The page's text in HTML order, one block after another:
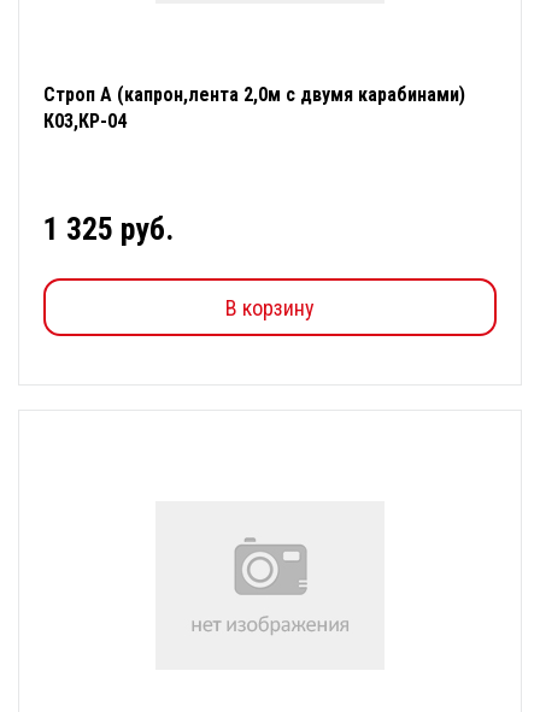
Строп А (капрон,лента 2,0м с двумя карабинами)
К03,КР-04
1 325 руб.
В корзину